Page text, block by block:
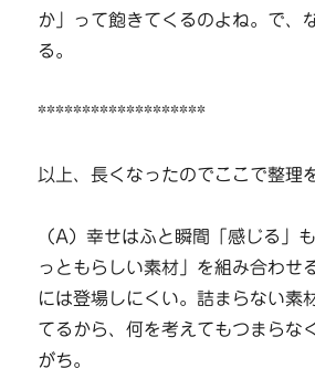
か」って飽きてくるのよね。で、
る。
*******************
以上、長くなったのでここで整理
（A）幸せはふと瞬間「感じる」
っともらしい素材」を組み合わせ
には登場しにくい。詰まらない素
てるから、何を考えてもつまらな
がち。